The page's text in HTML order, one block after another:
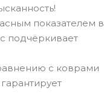
показателем в
подчёркивает
с коврами